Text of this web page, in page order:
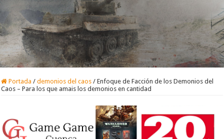
Portada / demonios del caos / Enfoque de Facción de los Demonios del
Caos – Para los que amais los demonios en cantidad